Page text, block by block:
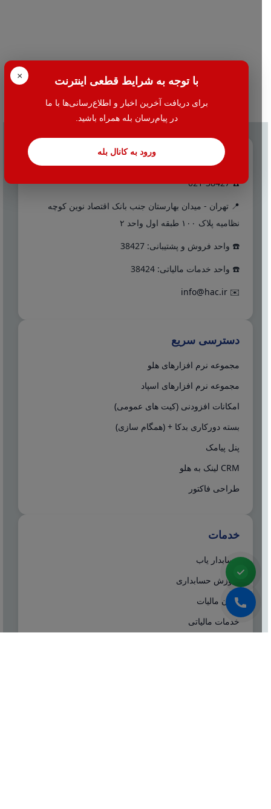
× با توجه به شرایط قطعی اینترنت
برای دریافت آخرین اخبار و اطلاع‌رسانی‌ها با ما
در پیام‌رسان بله همراه باشید.
ورود به کانال بله تماس با ما
☎️ 021-38427
📍 تهران - میدان بهارستان جنب بانک اقتصاد نوین کوچه
نظامیه پلاک ۱۰۰ طبقه اول واحد ۲
☎️ واحد فروش و پشتیبانی: 38427
☎️ واحد خدمات مالیاتی: 38424
✉️
info@hac.ir
دسترسی سریع
مجموعه نرم افزارهای هلو
مجموعه نرم افزارهای اسپاد
امکانات افزودنی (کیت های عمومی)
بسته دورکاری بدکا + (همگام سازی)
پنل پیامک
CRM لینک به هلو
طراحی فاکتور
خدمات
حسابدار یاب
آموزش حسابداری
ایران مالیات
خدمات مالیاتی